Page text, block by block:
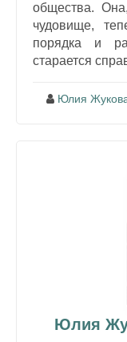
общества.
чудовище,
порядка и
старается
Юлия
Юлия